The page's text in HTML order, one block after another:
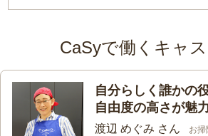
CaSyで働くキャ
自分らしく誰かの
自由度の高さが魅力
渡辺 めぐみ さん お